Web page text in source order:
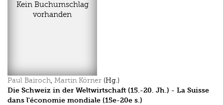
Kein Buchumschlag
vorhanden
Paul Bairoch, Martin Körner (Hg.)
Die Schweiz in der Weltwirtschaft (15.-20. Jh.) - La Suisse
dans l'économie mondiale (15e-20e s.)